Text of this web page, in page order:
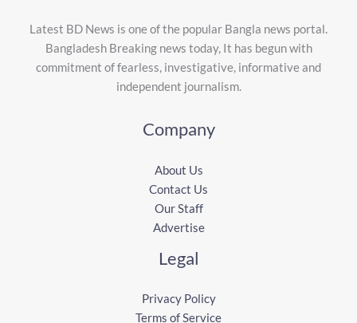
Latest BD News is one of the popular Bangla news portal.
Bangladesh Breaking news today, It has begun with
commitment of fearless, investigative, informative and
independent journalism.
Company
About Us
Contact Us
Our Staff
Advertise
Legal
Privacy Policy
Terms of Service